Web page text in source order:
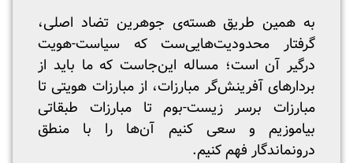
به همین طریق هسته‌ی جوهرین تضاد اصلی،
گرفتار محدودیت‌هایی‌ست که سیاست-هویت
درگیر آن است؛ مساله این‌جاست که ما باید از
بردار‌های آفرینش‌گر مبارزات، از مبارزات هویتی تا
مبارزات برسر زیست-بوم تا مبارزات طبقاتی
بیا‌موزیم و سعی کنیم آن‌ها را با منطق
درونماندگار فهم کنیم.